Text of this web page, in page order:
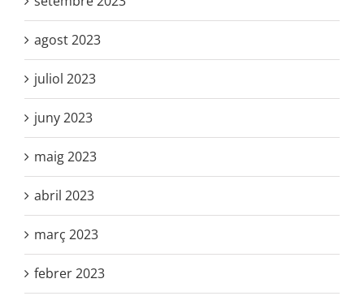
agost 2023
juliol 2023
juny 2023
maig 2023
abril 2023
març 2023
febrer 2023